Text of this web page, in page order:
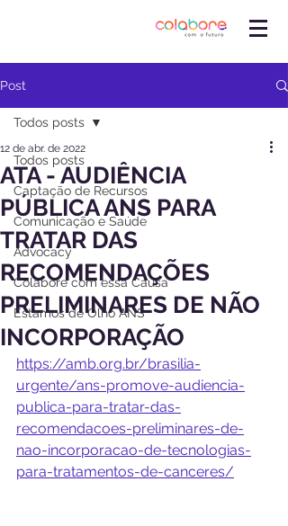
Post
Todos posts
Captação de Recursos
Comunicação e Saúde
Advocacy
Colabore com essa Causa
Estamos de Olho ANS
Todos posts
ATA - AUDIÊNCIA
PÚBLICA ANS PARA
TRATAR DAS
RECOMENDAÇÕES
PRELIMINARES DE NÃO
INCORPORAÇÃO
12 de abr. de 2022
https://amb.org.br/brasilia-
urgente/ans-promove-audiencia-
publica-para-tratar-das-
recomendacoes-preliminares-de-
nao-incorporacao-de-tecnologias-
para-tratamentos-de-canceres/